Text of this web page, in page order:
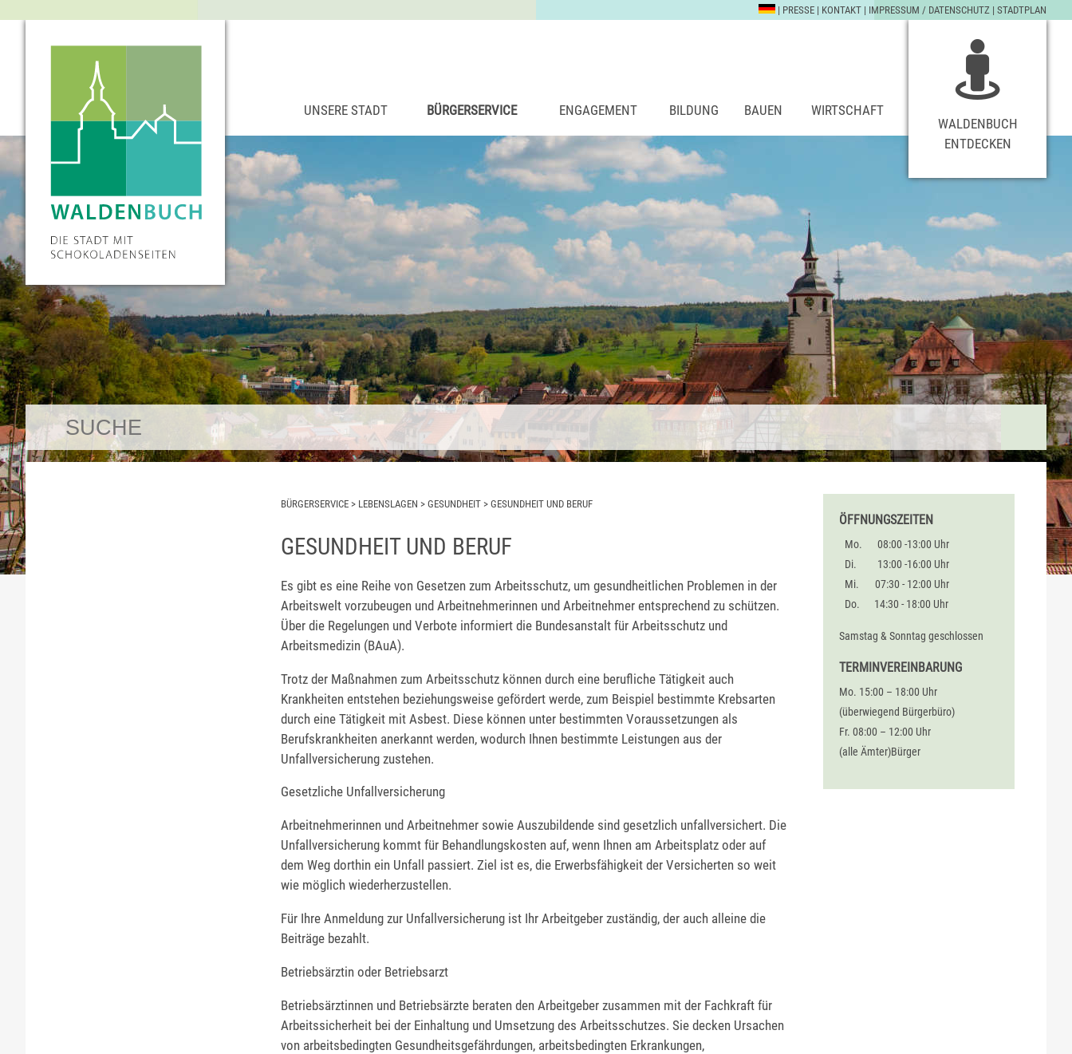
| PRESSE | KONTAKT | IMPRESSUM / DATENSCHUTZ | STADTPLAN
UNSERE STADT BÜRGERSERVICE ENGAGEMENT BILDUNG BAUEN
WIRTSCHAFT
WALDENBUCH
ENTDECKEN
BÜRGERSERVICE > LEBENSLAGEN > GESUNDHEIT > GESUNDHEIT UND BERUF
GESUNDHEIT UND BERUF
Es gibt es eine Reihe von Gesetzen zum Arbeitsschutz, um gesundheitlichen Problemen in der
Arbeitswelt vorzubeugen und Arbeitnehmerinnen und Arbeitnehmer entsprechend zu schützen.
Über die Regelungen und Verbote informiert die Bundesanstalt für Arbeitsschutz und
Arbeitsmedizin (BAuA).
Trotz der Maßnahmen zum Arbeitsschutz können durch eine berufliche Tätigkeit auch
Krankheiten entstehen beziehungsweise gefördert werde, zum Beispiel bestimmte Krebsarten
durch eine Tätigkeit mit Asbest. Diese können unter bestimmten Voraussetzungen als
Berufskrankheiten anerkannt werden, wodurch Ihnen bestimmte Leistungen aus der
Unfallversicherung zustehen.
Gesetzliche Unfallversicherung
Arbeitnehmerinnen und Arbeitnehmer sowie Auszubildende sind gesetzlich unfallversichert. Die
Unfallversicherung kommt für Behandlungskosten auf, wenn Ihnen am Arbeitsplatz oder auf
dem Weg dorthin ein Unfall passiert. Ziel ist es, die Erwerbsfähigkeit der Versicherten so weit
wie möglich wiederherzustellen.
Für Ihre Anmeldung zur Unfallversicherung ist Ihr Arbeitgeber zuständig, der auch alleine die
Beiträge bezahlt.
Betriebsärztin oder Betriebsarzt
Betriebsärztinnen und Betriebsärzte beraten den Arbeitgeber zusammen mit der Fachkraft für
Arbeitssicherheit bei der Einhaltung und Umsetzung des Arbeitsschutzes. Sie decken Ursachen
von arbeitsbedingten Gesundheitsgefährdungen, arbeitsbedingten Erkrankungen,
ÖFFNUNGSZEITEN
Mo.
08:00 -13:00 Uhr
Di.
13:00 -16:00 Uhr
Mi.
07:30 - 12:00 Uhr
Do.
14:30 - 18:00 Uhr
Samstag & Sonntag geschlossen
TERMINVEREINBARUNG
Mo. 15:00 – 18:00 Uhr
(überwiegend Bürgerbüro)
Fr. 08:00 – 12:00 Uhr
(alle Ämter)Bürger